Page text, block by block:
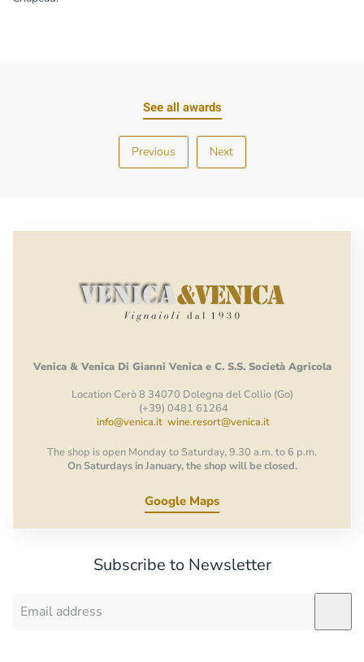
See all awards
Previous Next
Venica & Venica Di Gianni Venica e C. S.S. Società Agricola
Location Cerò 8 34070 Dolegna del Collio (Go)
(+39) 0481 61264
info@venica.it wine.resort@venica.it
The shop is open Monday to Saturday, 9.30 a.m. to 6 p.m.
On Saturdays in January, the shop will be closed.
Google Maps
Subscribe to Newsletter